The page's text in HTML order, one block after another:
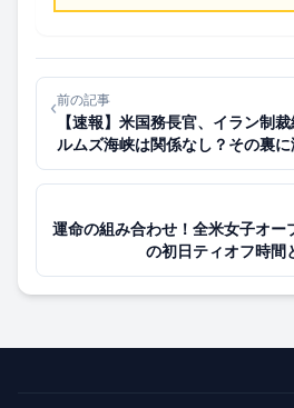
‹前の記事
【速報】米国務長官、イラン制
ルムズ海峡は関係なし？その裏
運命の組み合わせ！全米女子オー
の初日ティオフ時間